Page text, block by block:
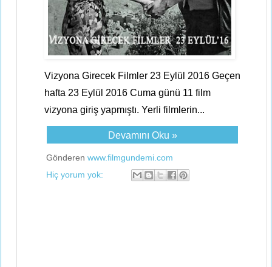
Vizyona Girecek Filmler 23 Eylül 2016 Geçen
hafta 23 Eylül 2016 Cuma günü 11 film
vizyona giriş yapmıştı. Yerli filmlerin...
Devamını Oku »
Gönderen www.filmgundemi.com
Hiç yorum yok: